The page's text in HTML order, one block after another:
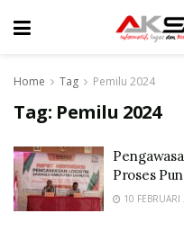
Home Tag Pemilu 2024
Tag: Pemilu 2024
Proses
10